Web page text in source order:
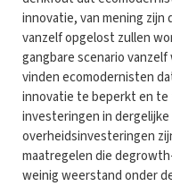
innovatie, van mening zijn
vanzelf opgelost zullen
gangbare scenario
vinden ecomodernisten
innovatie te beperkt en te
investeringen in
overheidsinvesteringen
maatregelen die
weinig weerstand onder